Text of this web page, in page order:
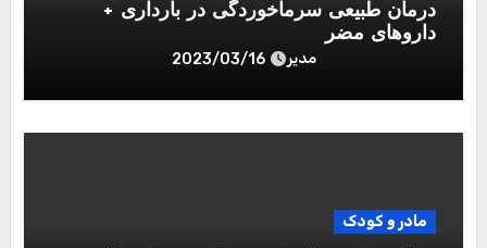
درمان طبیعی سرماخوردگی در بارداری +
داروهای مضر
مدیر 2023/03/16
مادر و کودک